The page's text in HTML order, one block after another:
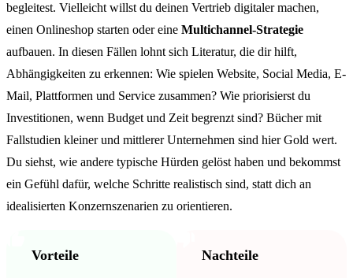
begleitest. Vielleicht willst du deinen Vertrieb digitaler machen,
einen Onlineshop starten oder eine Multichannel-Strategie
aufbauen. In diesen Fällen lohnt sich Literatur, die dir hilft,
Abhängigkeiten zu erkennen: Wie spielen Website, Social Media, E-
Mail, Plattformen und Service zusammen? Wie priorisierst du
Investitionen, wenn Budget und Zeit begrenzt sind? Bücher mit
Fallstudien kleiner und mittlerer Unternehmen sind hier Gold wert.
Du siehst, wie andere typische Hürden gelöst haben und bekommst
ein Gefühl dafür, welche Schritte realistisch sind, statt dich an
idealisierten Konzernszenarien zu orientieren.
Vorteile Nachteile